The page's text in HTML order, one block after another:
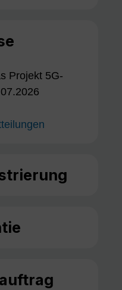
Projekt 5G-